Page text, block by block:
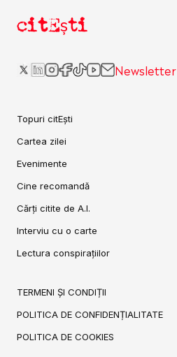
citEști
Newsletter
Topuri citEști
Cartea zilei
Evenimente
Cine recomandă
Cărți citite de A.I.
Interviu cu o carte
Lectura conspirațiilor
TERMENI ȘI CONDIȚII
POLITICA DE CONFIDENȚIALITATE
POLITICA DE COOKIES